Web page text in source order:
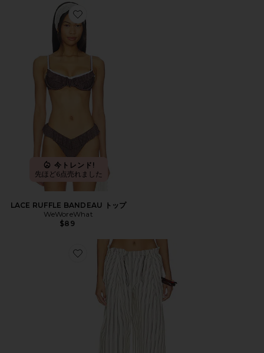
Favorite LACE RUFFLE BANDEAU トップ
今トレンド!
先ほど6点売れました
LACE RUFFLE BANDEAU トップ
WeWoreWhat
$89
Favorite PANT パンツ